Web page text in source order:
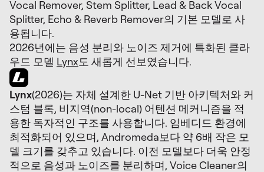
Vocal Remover, Stem Splitter, Lead & Back Vocal
Splitter, Echo & Reverb Remover의 기본 모델로 사
용됩니다.
2026년에는 음성 분리와 노이즈 제거에 특화된 클라
우드 모델 Lynx도 새롭게 선보였습니다.
Lynx(2026)는 자체 설계한 U-Net 기반 아키텍처와 커
스텀 블록, 비지역(non-local) 어텐션 메커니즘을 적
용한 독자적인 구조를 사용합니다. 임베디드 환경에
최적화되어 있으며, Andromeda보다 약 6배 작은 모
델 크기를 갖추고 있습니다. 이전 모델보다 더욱 안정
적으로 음성과 노이즈를 분리하며, Voice Cleaner의